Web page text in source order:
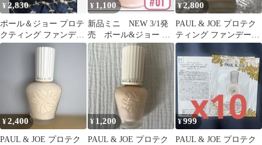
¥2,830
ポール＆ジョー プロテ
クティング ファンデー
ションプライマー(01)
¥ 1,100
新品ミニ NEW 3/1発
売 ポール&ジョー プ
ロテクティング プライ
マー 01
¥2,800
PAUL & JOE プロテク
ティング ファンデーシ
ョン プライマー 01
¥2,400
PAUL & JOE プロテク
¥ 1,200
PAUL & JOE プロテク
¥999
PAUL & JOE プロテク